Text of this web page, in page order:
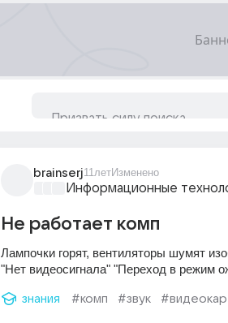
brainserj11летИзменено
Информационные
Не работает комп
Лампочки горят, вентиляторы шумят
"Нет видеосигнала" "Переход в режим
знания #комп #звук